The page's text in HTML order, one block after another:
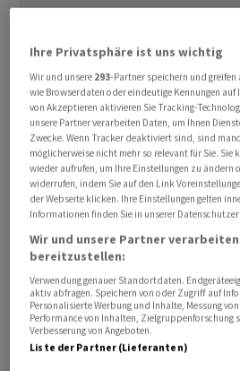
Rund eine Dreiviertelstunde vor
taxierte der Broker IG den
Industrial 0,2 Prozent tiefer auf
technologielastige Auswahlindex
15'675 Punkten ein halbes
Die Quartalsberichtssaison der
durchwachsene Signale.
allem die Ausblicke der Konzerne
allgemeinen
Zinserhöhungszyklus der US-
Aktienkurse angetrieben. Im
beständig die Sorge vor einer
Wirtschaftsdelle infolge der
Ihre Privatsphäre ist uns wichtig
Wir und unsere 293-Partner speichern und greifen
wie Browserdaten oder eindeutige Kennungen auf
von Akzeptieren aktivieren Sie Tracking-
unsere Partner verarbeiten Daten, um Ihnen
Zwecke. Wenn Tracker deaktiviert sind, sind
möglicherweise nicht mehr so relevant für Sie. Sie
wieder aufrufen, um Ihre Einstellungen zu ändern
widerrufen, indem Sie auf den Link
der Webseite klicken. Ihre Einstellungen gelten
Informationen finden Sie in unserer
Wir und unsere Partner
bereitzustellen:
Verwendung genauer Standortdaten.
aktiv abfragen. Speichern von oder Zugriff auf
Personalisierte Werbung und Inhalte, Messung
Performance von Inhalten, Zielgruppenforschung
Verbesserung von Angeboten.
Liste der Partner (Lieferanten)